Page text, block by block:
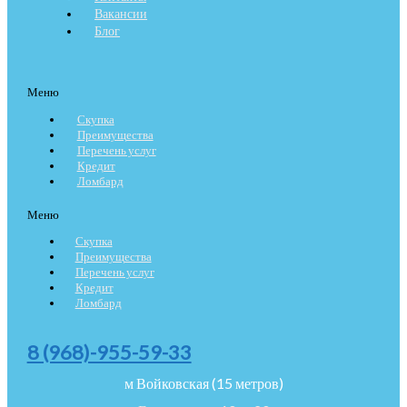
Вакансии
Блог
Меню
Скупка
Преимущества
Перечень услуг
Кредит
Ломбард
Меню
Скупка
Преимущества
Перечень услуг
Кредит
Ломбард
8 (968)-955-59-33
м Войковская (15 метров)